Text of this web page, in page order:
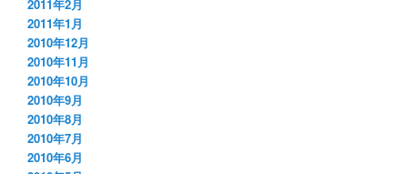
2011年2月
2011年1月
2010年12月
2010年11月
2010年10月
2010年9月
2010年8月
2010年7月
2010年6月